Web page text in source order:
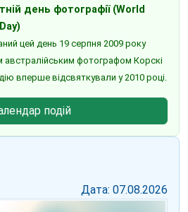
день фотографії (World
цей день 19 серпня 2009 року
австралійським фотографом Корскі
вперше відсвяткували у 2010 році.
подій
Дата: 07.08.2026